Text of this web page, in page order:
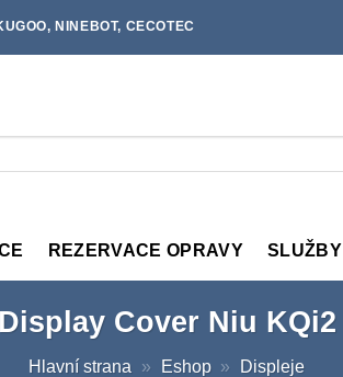
NINEBOT, CECOTEC
REZERVACE OPRAVY SLUŽBY
Display Cover Niu KQi2
Hlavní strana » Eshop » Displeje